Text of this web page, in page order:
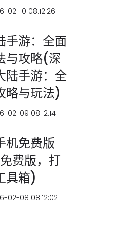
02-10 08:12:26
手游：全面
与攻略(深
陆手游：全
略与玩法)
02-09 08:12:14
机免费版
费版，打
具箱)
02-08 08:12:02